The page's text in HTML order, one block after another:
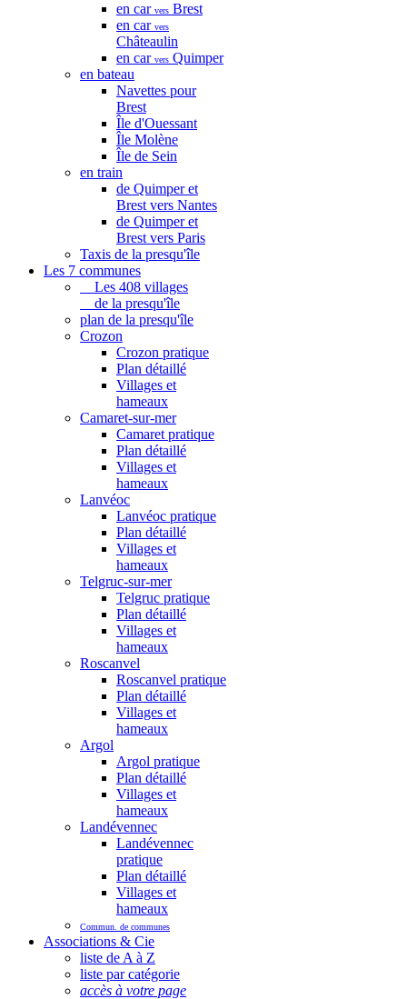
en car vers Brest
en car vers
Châteaulin
en car vers Quimper
en bateau
Navettes pour
Brest
Île d'Ouessant
Île Molène
Île de Sein
en train
de Quimper et
Brest vers Nantes
de Quimper et
Brest vers Paris
Taxis de la presqu'île
Les 7 communes
Les 408 villages
de la presqu'île
plan de la presqu'île
Crozon
Crozon pratique
Plan détaillé
Villages et
hameaux
Camaret-sur-mer
Camaret pratique
Plan détaillé
Villages et
hameaux
Lanvéoc
Lanvéoc pratique
Plan détaillé
Villages et
hameaux
Telgruc-sur-mer
Telgruc pratique
Plan détaillé
Villages et
hameaux
Roscanvel
Roscanvel pratique
Plan détaillé
Villages et
hameaux
Argol
Argol pratique
Plan détaillé
Villages et
hameaux
Landévennec
Landévennec
pratique
Plan détaillé
Villages et
hameaux
Commun. de communes
Associations & Cie
liste de A à Z
liste par catégorie
accès à votre page